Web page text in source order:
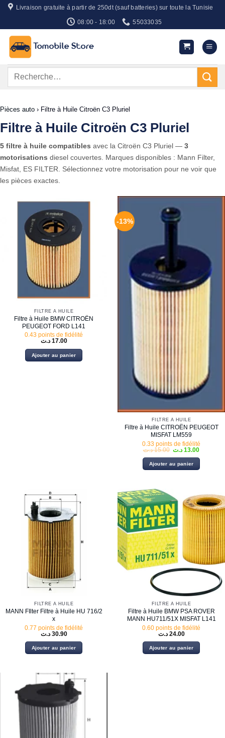
Passer
contenu
Livraison gratuite à partir de 250dt (sauf batteries) sur toute la Tunisie
08:00 - 18:00 55033035
Recherche
Pièces auto › Filtre à Huile Citroën C3 Pluriel
Filtre à Huile Citroën C3 Pluriel
5 filtre à huile compatibles avec la Citroën C3 Pluriel — 3
motorisations diesel couvertes. Marques disponibles : Mann Filter,
Misfat, ES FILTER. Sélectionnez votre motorisation pour ne voir que
les pièces exactes.
FILTRE À HUILE
Filtre à Huile BMW CITROËN
PEUGEOT FORD L141
0.43 points de fidélité
17.00 د.ت
Ajouter au panier
-13%
FILTRE À HUILE
Filtre à Huile CITROËN PEUGEOT
MISFAT LM559
0.33 points de fidélité
15.00 د.ت
Le
initial
était :
13.00 د.ت
Le
actuel
est :
Ajouter au panier
FILTRE À HUILE
MANN FIlter Filtre à Huile HU 716/2
x
0.77 points de fidélité
30.90 د.ت
Ajouter au panier
FILTRE À HUILE
Filtre à Huile BMW PSA ROVER
MANN HU711/51X MISFAT L141
0.60 points de fidélité
24.00 د.ت
Ajouter au panier